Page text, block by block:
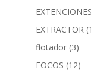
EXTENCIONES
EXTRACTOR
flotador (3)
FOCOS (12)